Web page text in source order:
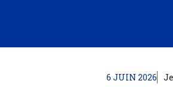
6 JUIN 2026